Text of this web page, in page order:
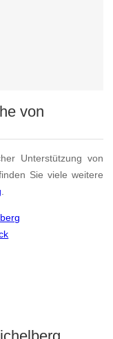
von
Unterstützung von
Sie viele weitere